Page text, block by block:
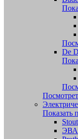
De
Показать
Stout